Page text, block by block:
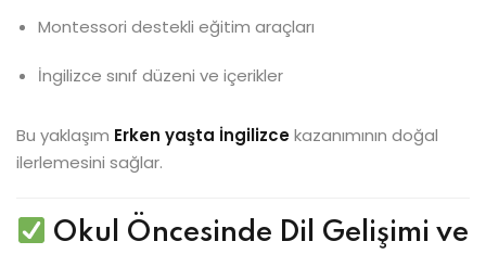
Montessori destekli eğitim araçları
İngilizce sınıf düzeni ve içerikler
Bu yaklaşım Erken yaşta İngilizcekazanımının doğal
ilerlemesini sağlar.
Okul Öncesinde Dil Gelişimi ve